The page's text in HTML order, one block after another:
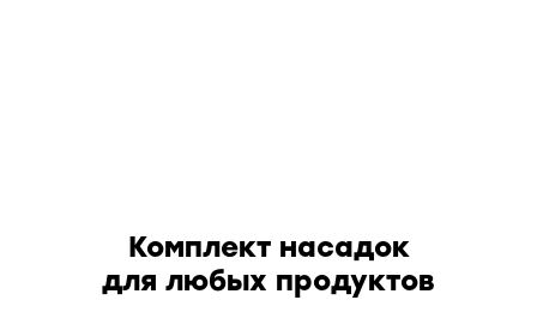
Комплект насадок
для любых продуктов